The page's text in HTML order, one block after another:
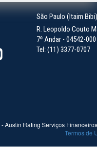
São Paulo (Itaim Bibi)
R. Leopoldo Couto
7º Andar - 04542-
Tel: (11) 3377-0707
- Austin Rating Serviços
Termos de